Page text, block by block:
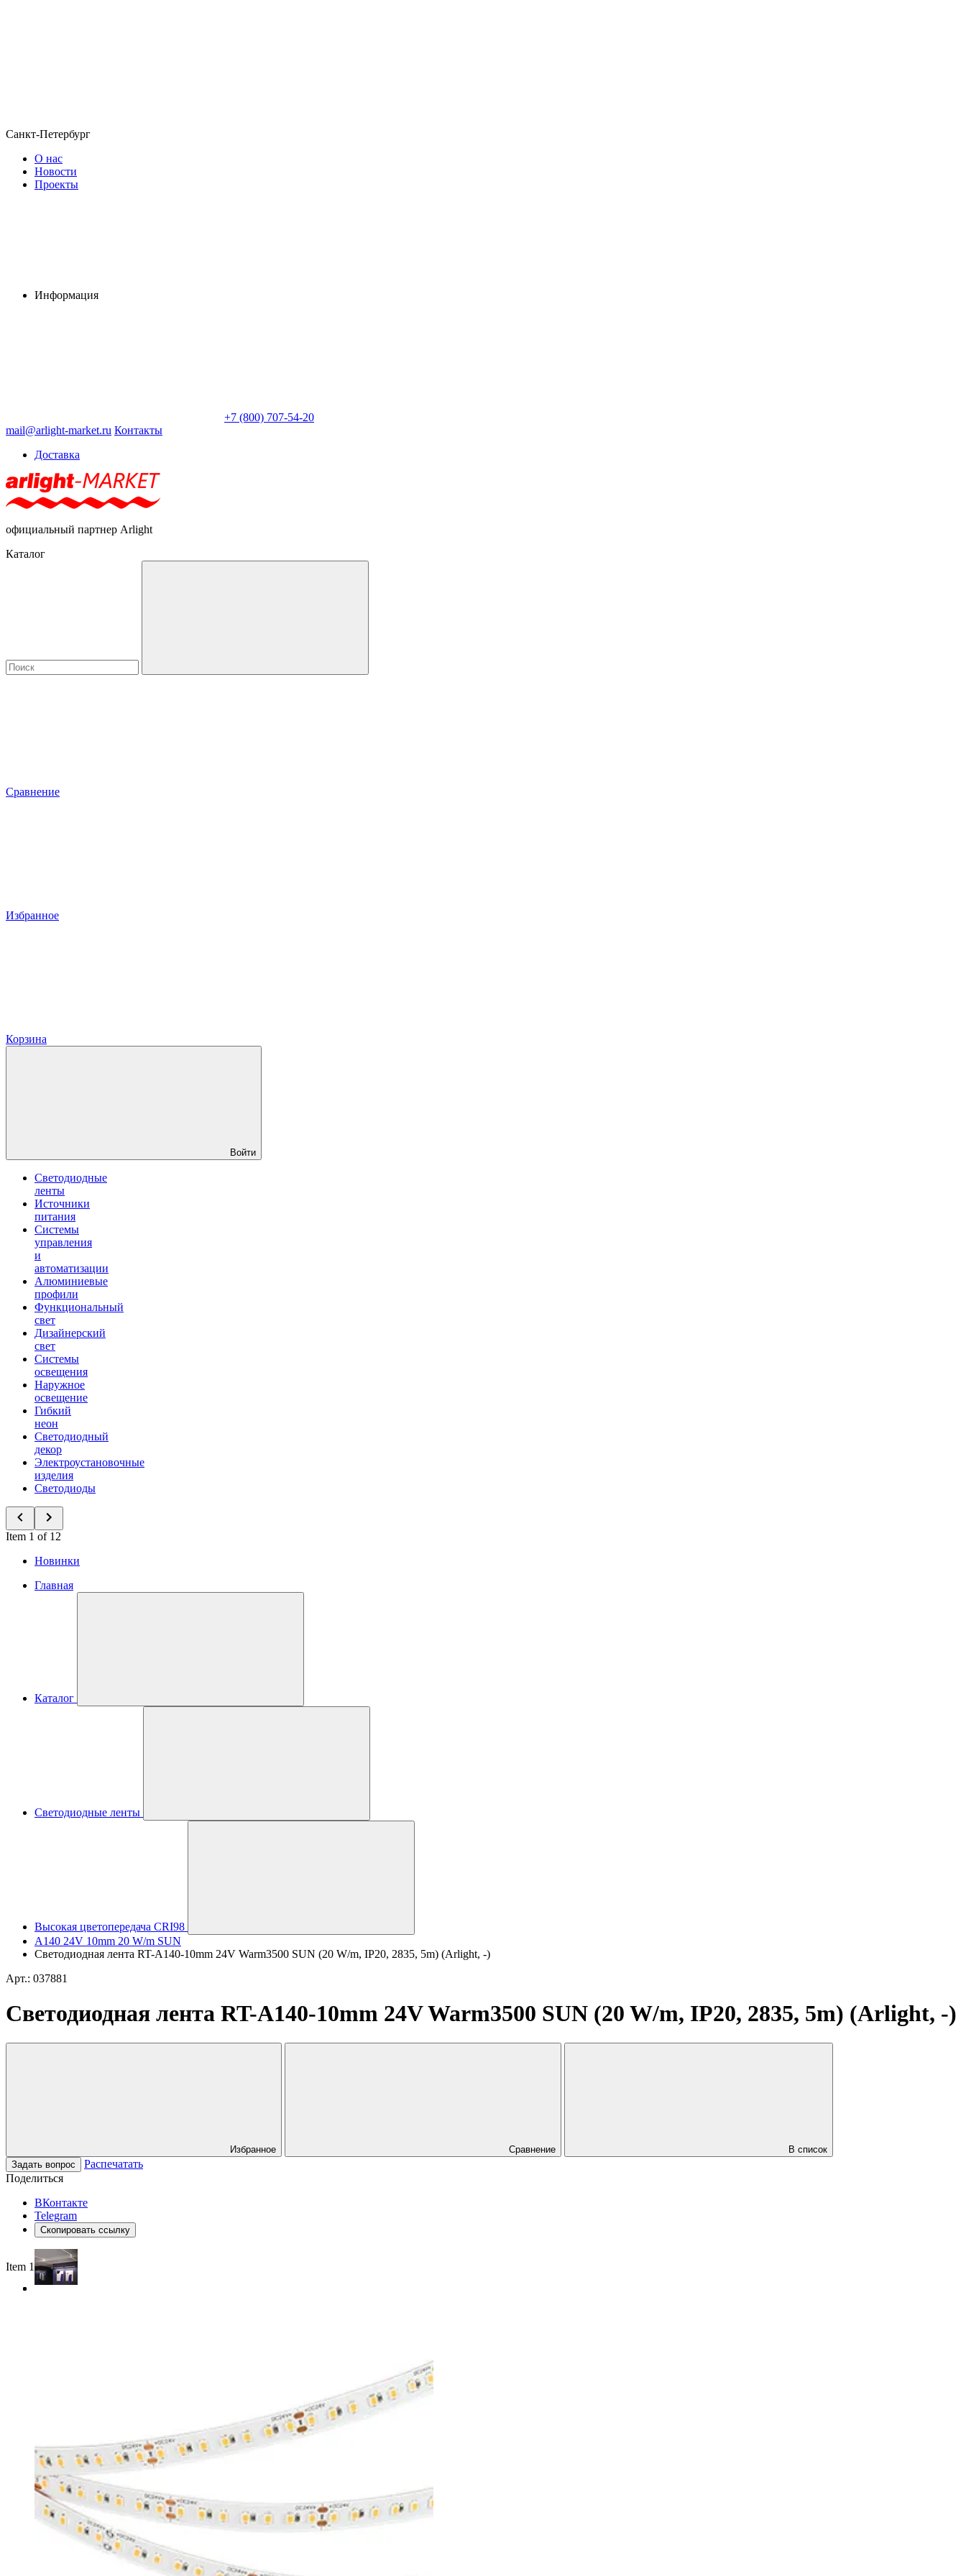
Санкт-Петербург
О нас
Новости
Проекты
Информация
+7 (800) 707-54-20
mail@arlight-market.ru Контакты
Доставка
официальный партнер Arlight
Каталог
Сравнение
Избранное
Корзина
Войти
Светодиодные
ленты
Источники
питания
Системы
управления
и
автоматизации
Алюминиевые
профили
Функциональный
свет
Дизайнерский
свет
Системы
освещения
Наружное
освещение
Гибкий
неон
Светодиодный
декор
Электроустановочные
изделия
Светодиоды
Item 1 of 12
Новинки
Главная
Каталог
Светодиодные ленты
Высокая цветопередача CRI98
A140 24V 10mm 20 W/m SUN
Светодиодная лента RT-A140-10mm 24V Warm3500 SUN (20 W/m, IP20, 2835, 5m) (Arlight, -)
Арт.: 037881
Светодиодная лента RT-A140-10mm 24V Warm3500 SUN (20 W/m, IP20, 2835, 5m) (Arlight, -)
Избранное Сравнение
В список
Задать вопрос
Распечатать
Поделиться
ВКонтакте
Telegram
Скопировать ссылку
Item 1 of 3